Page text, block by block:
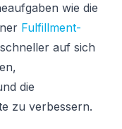
wie die
Fulfillment-
auf sich
die
zu verbessern.